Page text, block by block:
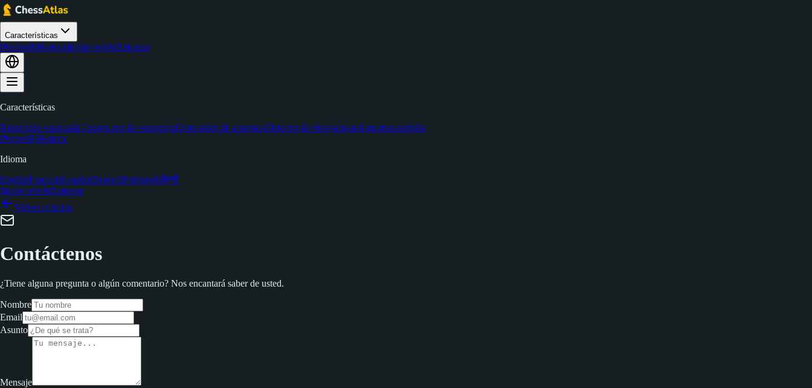
Características
PreciosBibliotecaIniciar sesiónEmpezar
Características
Repetición espaciadaConstructor de repertorioEntrenador de aperturasDetector de desviacionesImportar partidas
PreciosBiblioteca
Idioma
EnglishFrançaisEspañolDeutschPortuguêsहिन्दी
Iniciar sesiónEmpezar
Volver al inicio
Contáctenos
¿Tiene alguna pregunta o algún comentario? Nos encantará saber de usted.
Nombre
Email
Asunto
Mensaje